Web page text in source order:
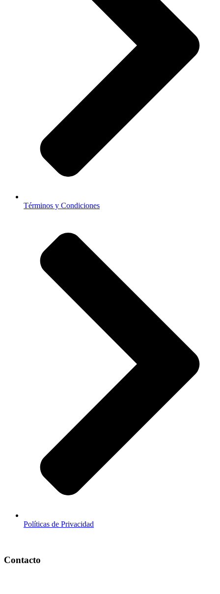
Términos y Condiciones
Políticas de Privacidad
Contacto